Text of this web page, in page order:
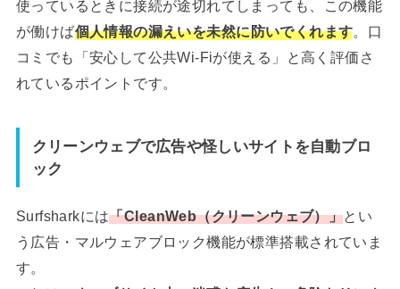
使っているときに接続が途切れてしまっても、この機能
が働けば個人情報の漏えいを未然に防いでくれます。口
コミでも「安心して公共Wi-Fiが使える」と高く評価さ
れているポイントです。
クリーンウェブで広告や怪しいサイトを自動ブロ
ック
Surfsharkには「CleanWeb（クリーンウェブ）」とい
う広告・マルウェアブロック機能が標準搭載されていま
す。